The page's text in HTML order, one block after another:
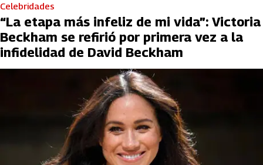
Celebridades
“La etapa más infeliz de mi vida”: Victoria
Beckham se refirió por primera vez a la
infidelidad de David Beckham